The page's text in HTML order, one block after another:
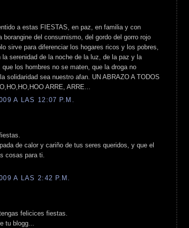
a estas FIESTAS, en paz, en familia y con
del consumismo, del gordo del gorro rojo
sirve para diferenciar los hogares ricos y los pobres,
serenidad de la noche de la luz, de la paz y la
los hombres no se maten, que la droga no
solidaridad sea nuestro afan. UN ABRAZO A TODOS
ARRE, ARRE...
A LAS 12:07 P.M.
de calor y cariño de tus seres queridos, y que el
cosas para ti.
A LAS 2:42 P.M.
felicices fiestas.
tu blogg...